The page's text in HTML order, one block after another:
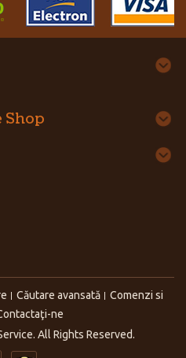
Shop
Căutare avansată
Comenzi si
ne
All Rights Reserved.